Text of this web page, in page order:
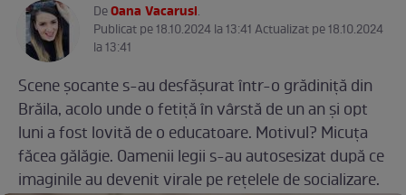
DeOana Vacarusi.
Publicat pe 18.10.2024 la 13:41 Actualizat pe 18.10.2024
la 13:41
Scene șocante s-au desfășurat într-o grădiniță din
Brăila, acolo unde o fetiță în vârstă de un an și opt
luni a fost lovită de o educatoare. Motivul? Micuța
făcea gălăgie. Oamenii legii s-au autosesizat după ce
imaginile au devenit virale pe rețelele de socializare.